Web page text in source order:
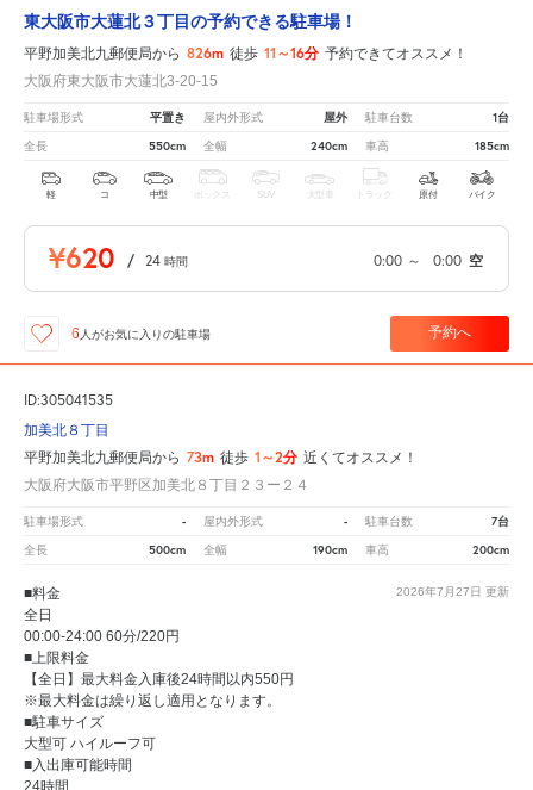
東大阪市大蓮北３丁目の予約できる駐車場！
平野加美北九郵便局から 826m 徒歩 11～16分 予約できてオススメ！
大阪府東大阪市大蓮北3-20-15
駐車場形式 平置き 屋内外形式 屋外 駐車台数 1台
全長 550cm 全幅 240cm 車高 185cm
軽 コ 中型 ボックス SUV 大型車 トラック 原付 バイク
¥620 / 24 時間 0:00 ～ 0:00 空
6 人がお気に入りの駐車場 予約へ
ID:305041535
加美北８丁目
平野加美北九郵便局から 73m 徒歩 1～2分 近くてオススメ！
大阪府大阪市平野区加美北８丁目２３ー２４
駐車場形式 - 屋内外形式 - 駐車台数 7台
全長 500cm 全幅 190cm 車高 200cm
2026年7月27日 更新
■料金
全日
00:00-24:00 60分/220円
■上限料金
【全日】最大料金入庫後24時間以内550円
※最大料金は繰り返し適用となります。
■駐車サイズ
大型可 ハイルーフ可
■入出庫可能時間
24時間